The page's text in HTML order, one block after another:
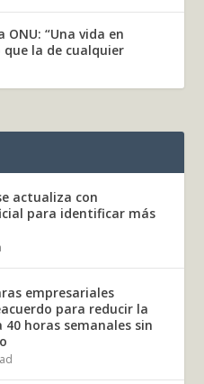
“Una vida en
la de cualquier
actualiza con
para identificar más
empresariales
para reducir la
horas semanales sin